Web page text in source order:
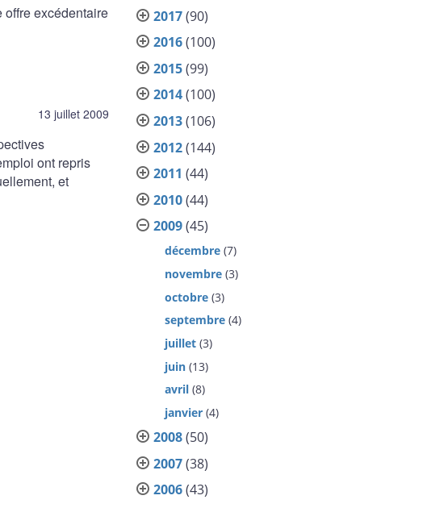
offre excédentaire
13 juillet 2009
ont repris
et
2017(90)
2016(100)
2015(99)
2014(100)
2013(106)
2012(144)
2011 (44)
2010(44)
2009(45)
décembre (7)
novembre (3)
octobre (3)
septembre (4)
juillet (3)
juin (13)
avril (8)
janvier (4)
2008(50)
2007(38)
2006(43)